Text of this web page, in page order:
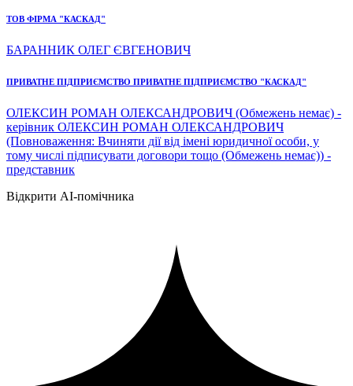
ТОВ ФІРМА "КАСКАД"
БАРАННИК ОЛЕГ ЄВГЕНОВИЧ
ПРИВАТНЕ ПІДПРИЄМСТВО ПРИВАТНЕ ПІДПРИЄМСТВО "КАСКАД"
ОЛЕКСИН РОМАН ОЛЕКСАНДРОВИЧ (Обмежень немає) -
керівник ОЛЕКСИН РОМАН ОЛЕКСАНДРОВИЧ
(Повноваження: Вчиняти дії від імені юридичної особи, у
тому числі підписувати договори тощо (Обмежень немає)) -
представник
Відкрити AI-помічника